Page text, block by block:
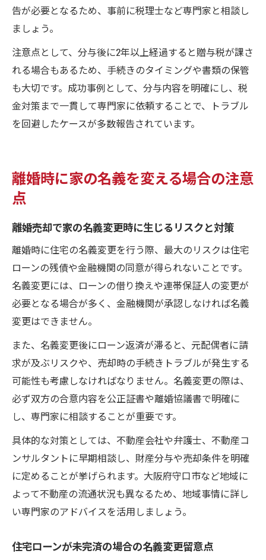
告が必要となるため、事前に税理士など専門家と相談し
ましょう。
注意点として、分与後に2年以上経過すると贈与税が課さ
れる場合もあるため、手続きのタイミングや書類の保管
も大切です。成功事例として、分与内容を明確にし、税
金対策まで一貫して専門家に依頼することで、トラブル
を回避したケースが多数報告されています。
離婚時に家の名義を変える場合の注意
点
離婚売却で家の名義変更時に生じるリスクと対策
離婚時に住宅の名義変更を行う際、最大のリスクは住宅
ローンの残債や金融機関の同意が得られないことです。
名義変更には、ローンの借り換えや連帯保証人の変更が
必要となる場合が多く、金融機関が承認しなければ名義
変更はできません。
また、名義変更後にローン返済が滞ると、元配偶者に請
求が及ぶリスクや、売却時の手続きトラブルが発生する
可能性も考慮しなければなりません。名義変更の際は、
必ず双方の合意内容を公正証書や離婚協議書で明確に
し、専門家に相談することが重要です。
具体的な対策としては、不動産会社や弁護士、不動産コ
ンサルタントに早期相談し、財産分与や売却条件を明確
に定めることが挙げられます。大阪府守口市など地域に
よって不動産の流通状況も異なるため、地域事情に詳し
い専門家のアドバイスを活用しましょう。
住宅ローンが未完済の場合の名義変更留意点